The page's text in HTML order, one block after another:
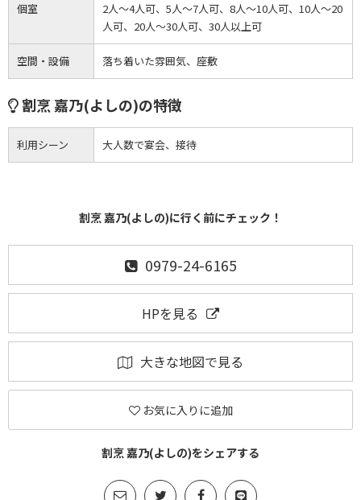
個室
2人～4人可、5人～7人可、8人～10人可、10人～20
人可、20人～30人可、30人以上可
空間・設備 落ち着いた雰囲気、座敷
割烹 嘉乃(よしの)の特徴
利用シーン 大人数で宴会、接待
割烹 嘉乃(よしの)に行く前にチェック！
0979-24-6165
HPを見る
大きな地図で見る
お気に入りに追加
割烹 嘉乃(よしの)をシェアする